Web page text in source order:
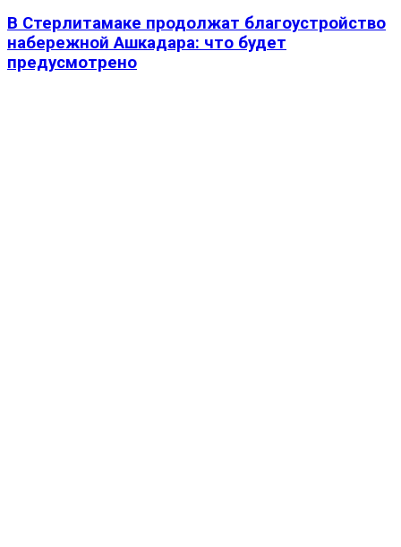
В Стерлитамаке продолжат благоустройство
набережной Ашкадара: что будет
предусмотрено